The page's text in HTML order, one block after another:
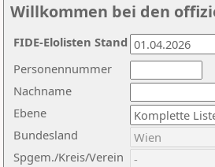
Willkommen bei den
Nachname
Ebene
Personennummer
Bundesland
Spgem./Kreis/Verein
FIDE-Elolisten Stand